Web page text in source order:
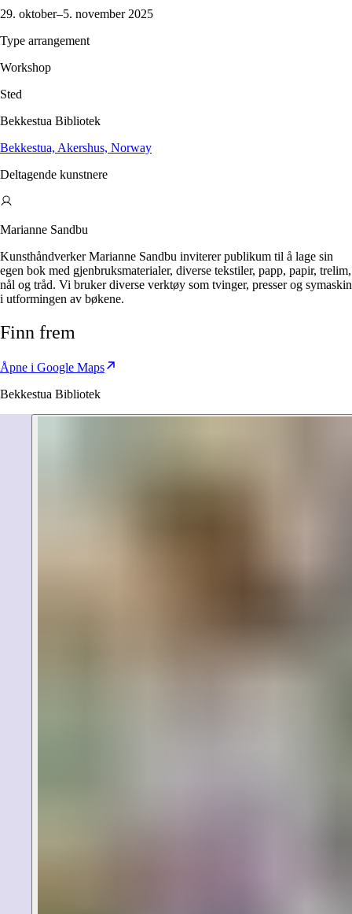
29. oktober–5. november 2025
Type arrangement
Workshop
Sted
Bekkestua Bibliotek
Bekkestua, Akershus, Norway
Deltagende kunstnere
Marianne Sandbu
Kunsthåndverker Marianne Sandbu inviterer publikum til å lage sin
egen bok med gjenbruksmaterialer, diverse tekstiler, papp, papir, trelim,
nål og tråd. Vi bruker diverse verktøy som tvinger, presser og symaskin
i utformingen av bøkene.
Finn frem
Åpne i Google Maps
Bekkestua Bibliotek